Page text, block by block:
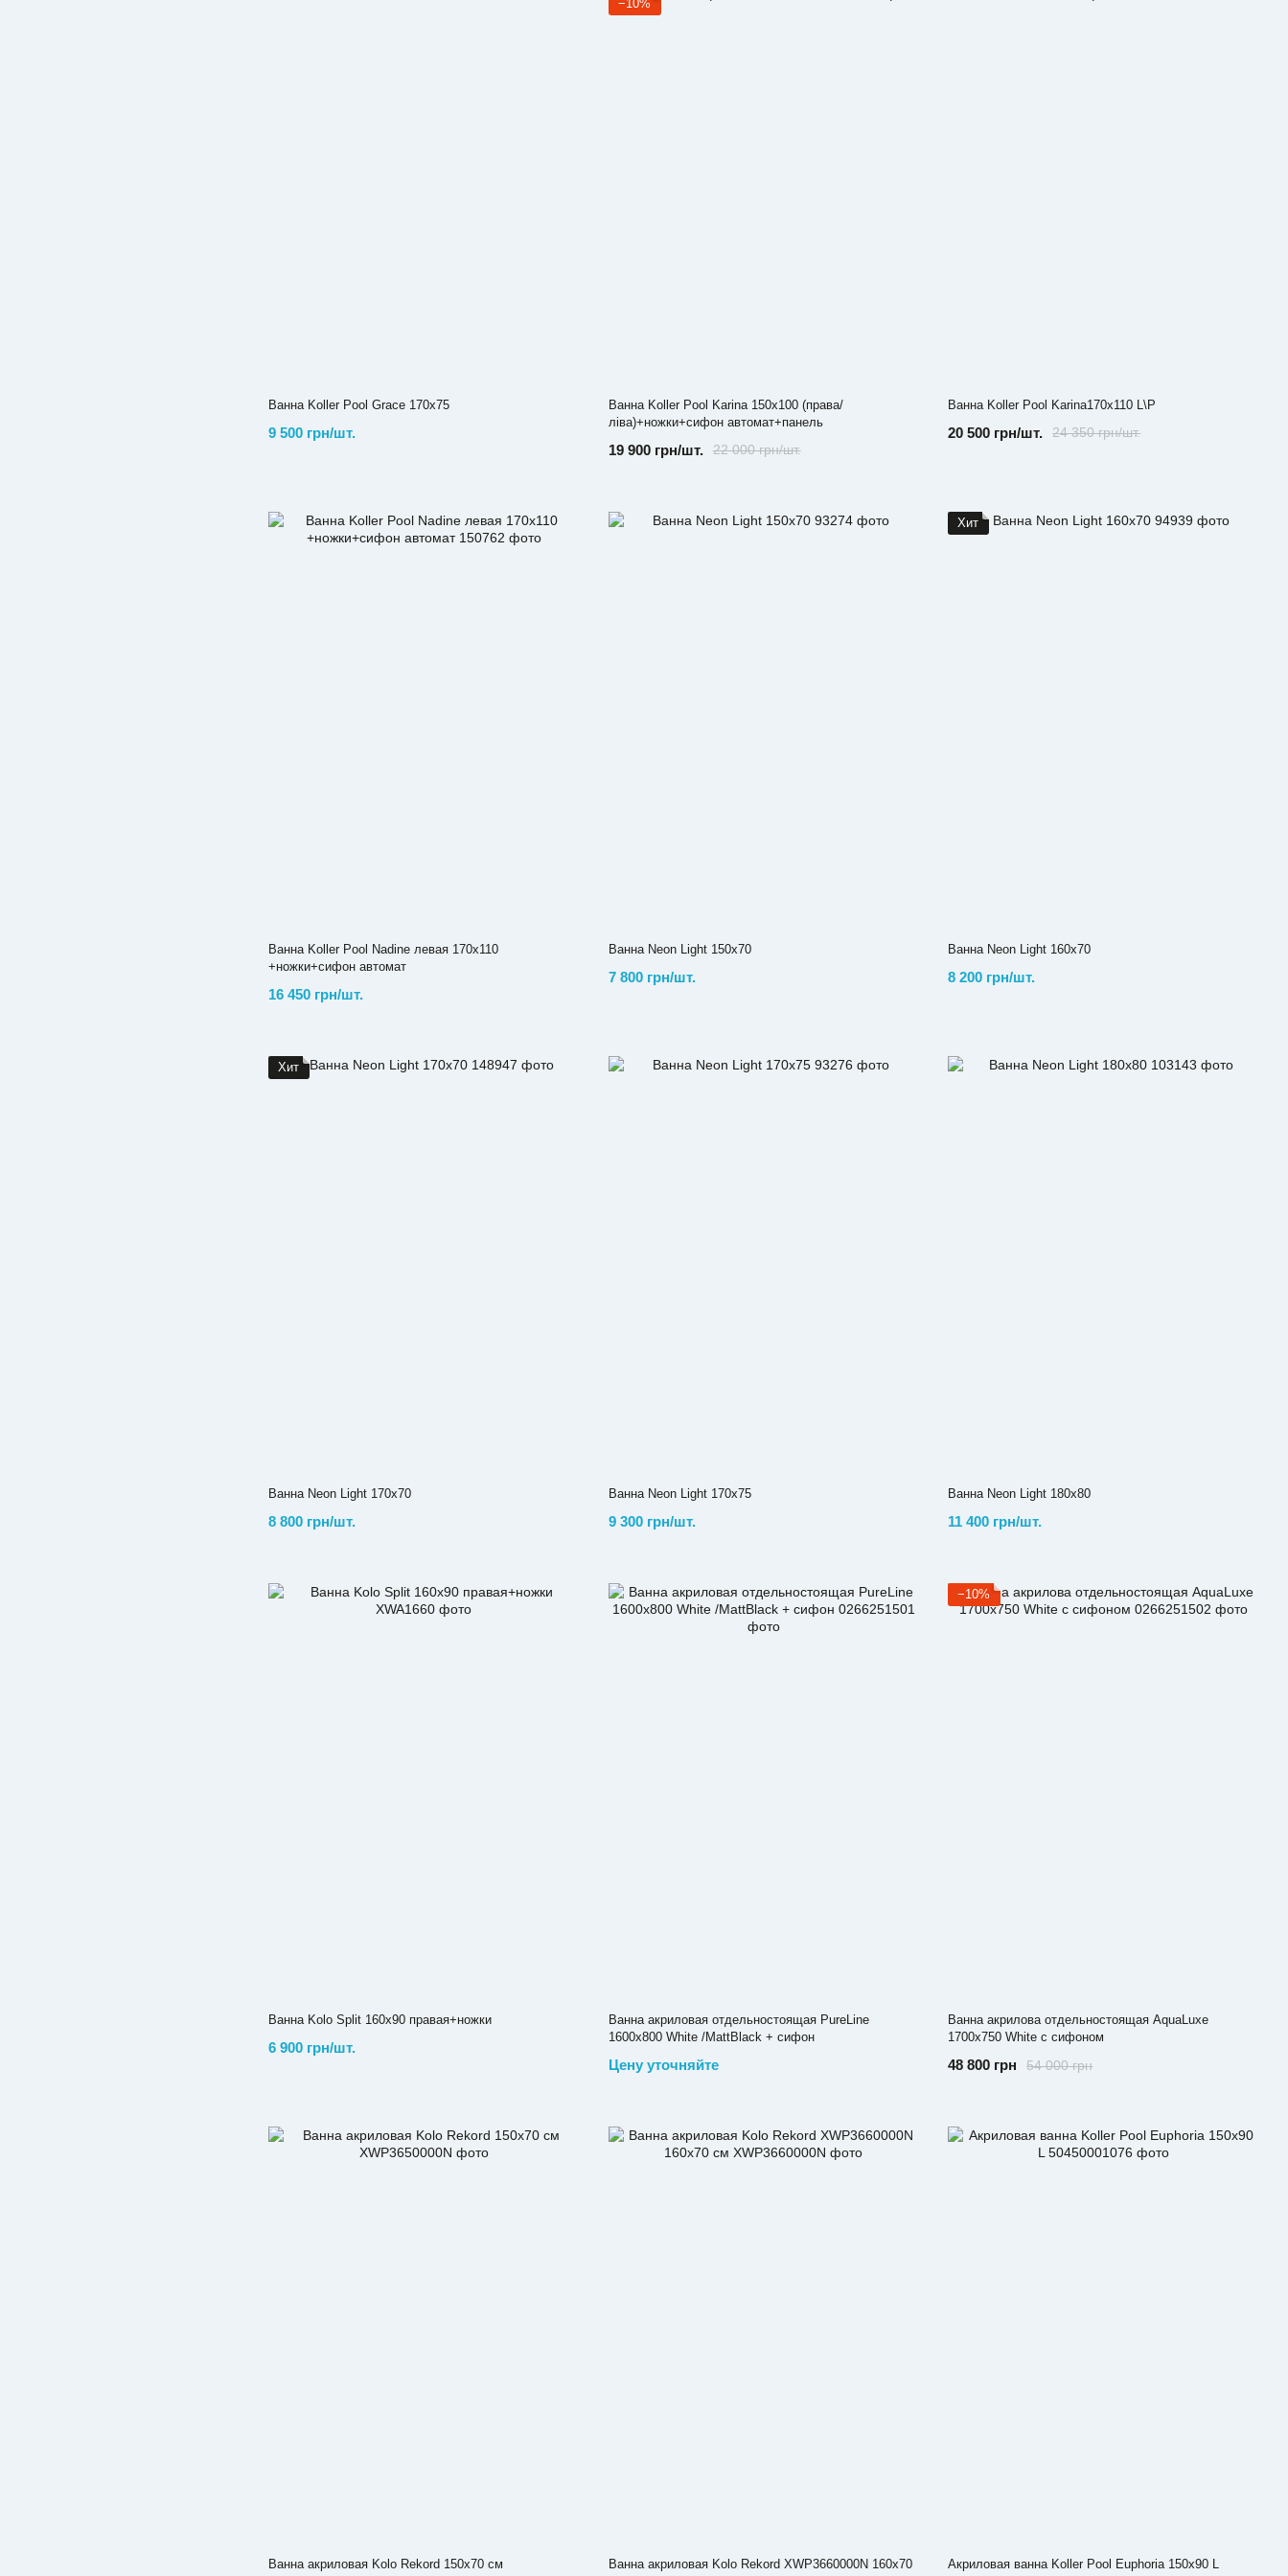
Ванна Koller Pool Grace 170х75
9 500 грн/шт.
−10%
Ванна Koller Pool Karina 150х100 (права/
ліва)+ножки+сифон автомат+панель
22 000 грн/шт.
19 900 грн/шт.
Ванна Koller Pool Karina170х110 L\Р
24 350 грн/шт.
20 500 грн/шт.
Ванна Koller Pool Nadine левая 170х110
+ножки+сифон автомат
16 450 грн/шт.
Ванна Neon Light 150х70
7 800 грн/шт.
Хит
Ванна Neon Light 160х70
8 200 грн/шт.
Хит
Ванна Neon Light 170х70
8 800 грн/шт.
Ванна Neon Light 170х75
9 300 грн/шт.
Ванна Neon Light 180х80
11 400 грн/шт.
Ванна Kolo Split 160x90 правая+ножки
6 900 грн/шт.
Ванна акриловая отдельностоящая PureLine
1600x800 White /MattBlack + сифон
Цену уточняйте
−10%
Ванна акрилова отдельностоящая AquaLuxe
1700x750 White с сифоном
54 000 грн
48 800 грн
Ванна акриловая Kolo Rekord 150x70 см
Ванна акриловая Kolo Rekord XWP3660000N 160x70
Акриловая ванна Koller Pool Euphoria 150х90 L